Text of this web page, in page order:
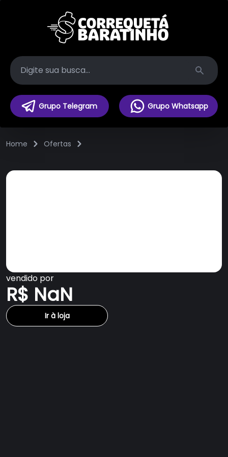
Search
Grupo Telegram Grupo Whatsapp
Home Ofertas
vendido por
R$ NaN
Ir à loja